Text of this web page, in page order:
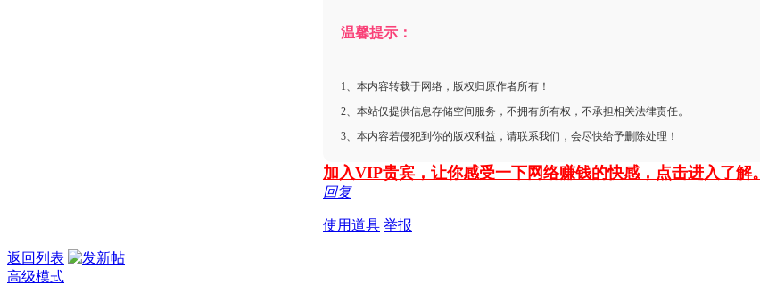
温馨提示：
1、本内容转载于网络，版权归原作者所有！
2、本站仅提供信息存储空间服务，不拥有所有权，不承担相关法律责任。
3、本内容若侵犯到你的版权利益，请联系我们，会尽快给予删除处理！
加入VIP贵宾，让你感受一下网络赚钱的快感，点击进入了解。
回复
使用道具 举报
返回列表
高级模式